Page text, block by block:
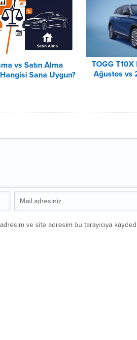
vs Satın Alma
Hangisi Sana Uygun?
TOGG
Ağustos vs
ve site adresim bu tarayıcıya